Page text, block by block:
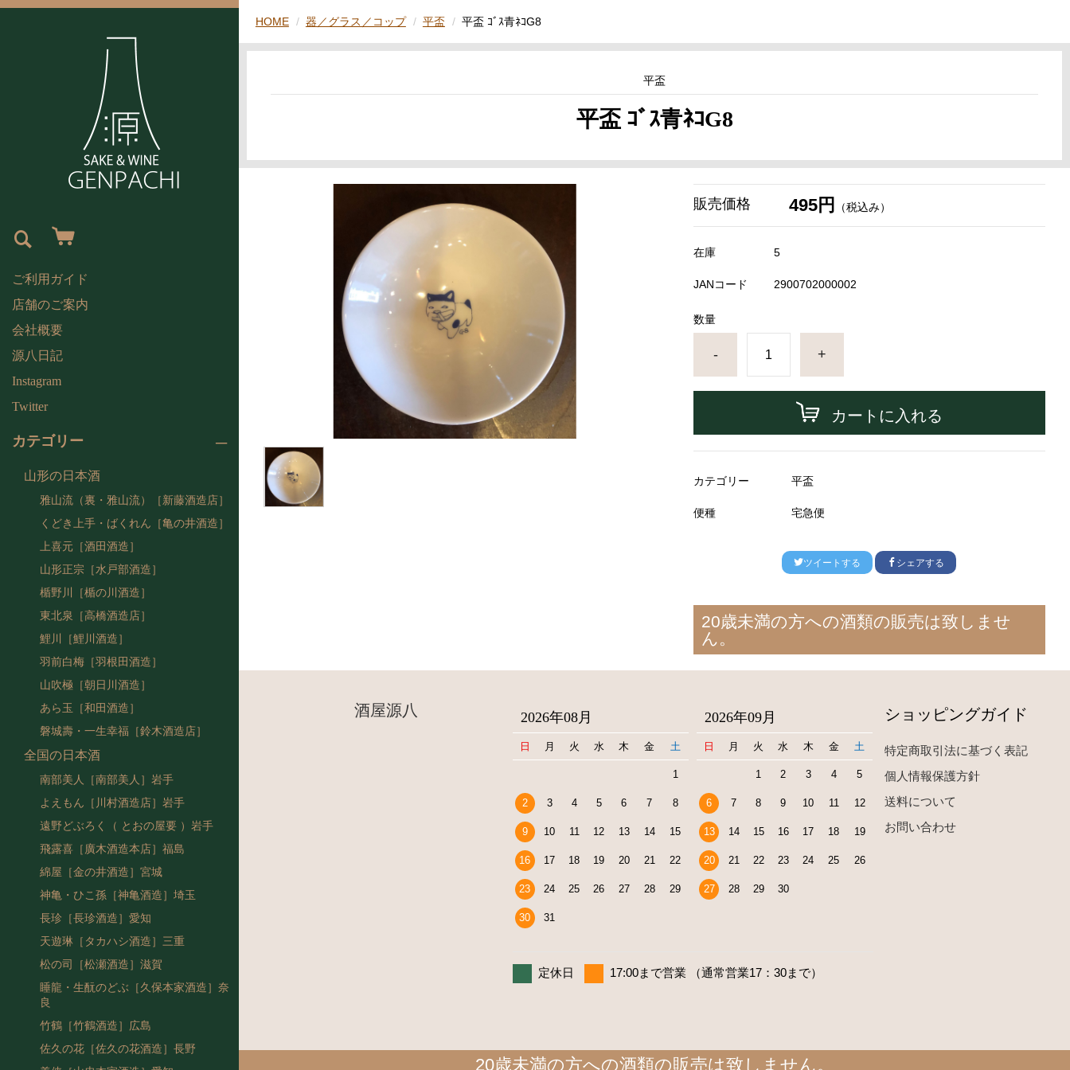
ご利用ガイド
店舗のご案内
会社概要
源八日記
Instagram
Twitter
カテゴリー
山形の日本酒
雅山流（裏・雅山流）［新藤酒造店］
くどき上手・ばくれん［亀の井酒造］
上喜元［酒田酒造］
山形正宗［水戸部酒造］
楯野川［楯の川酒造］
東北泉［高橋酒造店］
鯉川［鯉川酒造］
羽前白梅［羽根田酒造］
山吹極［朝日川酒造］
あら玉［和田酒造］
磐城壽・一生幸福［鈴木酒造店］
全国の日本酒
南部美人［南部美人］岩手
よえもん［川村酒造店］岩手
遠野どぶろく（ とおの屋要 ）岩手
飛露喜［廣木酒造本店］福島
綿屋［金の井酒造］宮城
神亀・ひこ孫［神亀酒造］埼玉
長珍［長珍酒造］愛知
天遊琳［タカハシ酒造］三重
松の司［松瀬酒造］滋賀
睡龍・生酛のどぶ［久保本家酒造］奈
良
竹鶴［竹鶴酒造］広島
佐久の花［佐久の花酒造］長野
HOME 器／グラス／コップ 平盃 平盃 ｺﾞｽ青ﾈｺG8
平盃
平盃 ｺﾞｽ青ﾈｺG8
販売価格 495円 （税込み）
在庫 5
JANコード 2900702000002
数量
- +
カートに入れる
カテゴリー 平盃
便種 宅急便
ツイートする シェアする
20歳未満の方への酒類の販売は致しませ
ん。
酒屋源八 2026年08月
日 月 火 水 木 金 土
1
2 3 4 5 6 7 8
9 10 11 12 13 14 15
16 17 18 19 20 21 22
23 24 25 26 27 28 29
30 31
2026年09月
日 月 火 水 木 金 土
1 2 3 4 5
6 7 8 9 10 11 12
13 14 15 16 17 18 19
20 21 22 23 24 25 26
27 28 29 30
定休日 17:00まで営業 （通常営業17：30まで）
ショッピングガイド
特定商取引法に基づく表記
個人情報保護方針
送料について
お問い合わせ
20歳未満の方への酒類の販売は致しません。